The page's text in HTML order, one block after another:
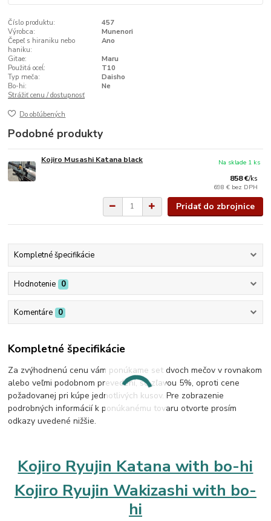
Číslo produktu:
457
Výrobca:
Munenori
Čepeľ s hiraniku nebo
haniku:
Ano
Gitae:
Maru
Použitá oceĺ:
T10
Typ meča:
Daisho
Bo-hi:
Ne
Strážiť cenu / dostupnosť
Do obľúbených
Podobné produkty
Kojiro Musashi Katana black
858 €/ks
698 € bez DPH
Na sklade 1 ks
Pridať do zbrojnice
Kompletné špecifikácie
Hodnotenie 0
Komentáre 0
Kompletné špecifikácie
Za zvýhodnenú cenu vám ponúkame set dvoch mečov v rovnakom
alebo veľmi podobnom prevedení, so zľavou 5%, oproti cene
požadovanej pri kúpe jednotlivých kusov. Pre zobrazenie
podrobných informácií k ponúkanému tovaru otvorte prosím
odkazy uvedené nižšie.
Kojiro Ryujin Katana with bo-hi
Kojiro Ryujin Wakizashi with bo-
hi